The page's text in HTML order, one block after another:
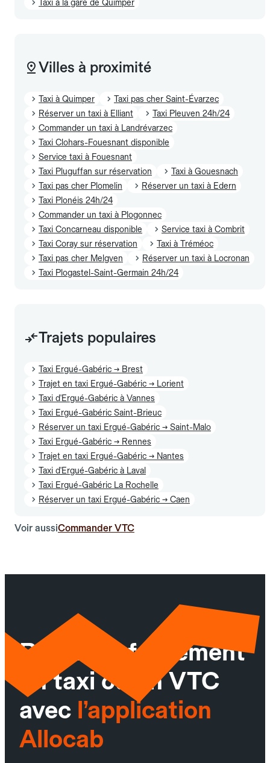
Taxi à la gare de Quimper
Villes à proximité
Taxi à Quimper
Taxi pas cher Saint-Évarzec
Réserver un taxi à Elliant
Taxi Pleuven 24h/24
Commander un taxi à Landrévarzec
Taxi Clohars-Fouesnant disponible
Service taxi à Fouesnant
Taxi Pluguffan sur réservation
Taxi à Gouesnach
Taxi pas cher Plomelin
Réserver un taxi à Edern
Taxi Plonéis 24h/24
Commander un taxi à Plogonnec
Taxi Concarneau disponible
Service taxi à Combrit
Taxi Coray sur réservation
Taxi à Tréméoc
Taxi pas cher Melgven
Réserver un taxi à Locronan
Taxi Plogastel-Saint-Germain 24h/24
Trajets populaires
Taxi Ergué-Gabéric → Brest
Trajet en taxi Ergué-Gabéric → Lorient
Taxi d'Ergué-Gabéric à Vannes
Taxi Ergué-Gabéric Saint-Brieuc
Réserver un taxi Ergué-Gabéric → Saint-Malo
Taxi Ergué-Gabéric → Rennes
Trajet en taxi Ergué-Gabéric → Nantes
Taxi d'Ergué-Gabéric à Laval
Taxi Ergué-Gabéric La Rochelle
Réserver un taxi Ergué-Gabéric → Caen
Voir aussiCommander VTC
Réservez facilement
un taxi ou un VTC
avec l’application
Allocab